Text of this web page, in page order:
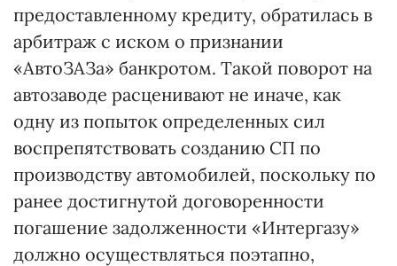
предоставленному кредиту, обратилась в
арбитраж с иском о признании
«АвтоЗАЗа» банкротом. Такой поворот на
автозаводе расценивают не иначе, как
одну из попыток определенных сил
воспрепятствовать созданию СП по
производству автомобилей, поскольку по
ранее достигнутой договоренности
погашение задолженности «Интергазу»
должно осуществляться поэтапно,